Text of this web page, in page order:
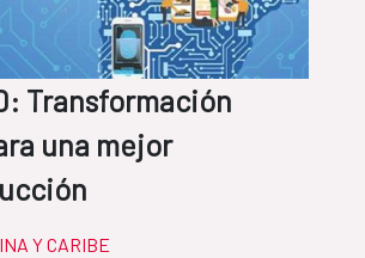
Transformación
una mejor
Y CARIBE